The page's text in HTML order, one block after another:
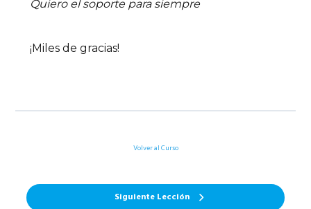
Quiero el soporte para siempre
¡Miles de gracias!
Volver al Curso
Siguiente Lección